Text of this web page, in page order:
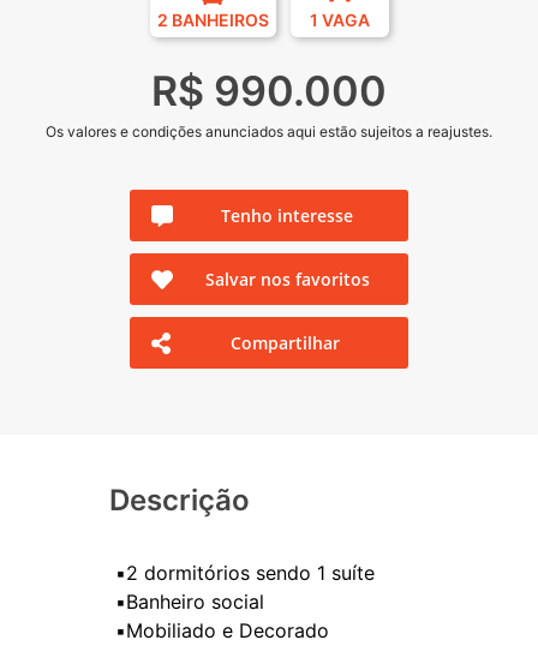
2 BANHEIROS 1 VAGA
R$ 990.000
Os valores e condições anunciados aqui estão sujeitos a reajustes.
Tenho interesse
Salvar nos favoritos
Compartilhar
Descrição
▪️2 dormitórios sendo 1 suíte
▪️Banheiro social
▪️Mobiliado e Decorado